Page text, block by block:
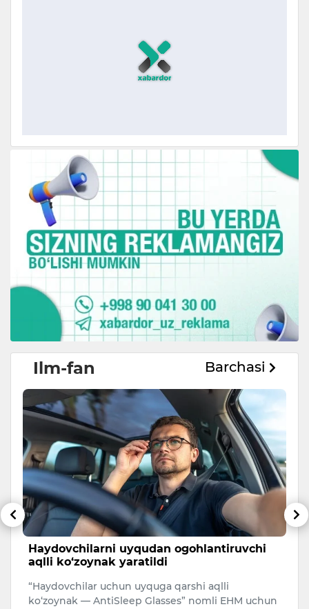
Ilm-fan Barchasi
Haydovchilarni uyqudan ogohlantiruvchi
aqlli ko‘zoynak yaratildi
“Haydovchilar uchun uyquga qarshi aqlli
ko‘zoynak — AntiSleep Glasses” nomli EHM uchun